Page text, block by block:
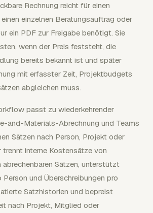
Rechnung reicht für einen
einzelnen Beratungsauftrag oder
ein PDF zur Freigabe benötigt. Sie
wenn der Preis feststeht, die
bereits bekannt ist und später
mit erfasster Zeit, Projektbudgets
abgleichen muss.
passt zu wiederkehrender
and-Materials-Abrechnung und Teams
Sätzen nach Person, Projekt oder
trennt interne Kostensätze von
abrechenbaren Sätzen, unterstützt
und Überschreibungen pro
Satzhistorien und bepreist
nach Projekt, Mitglied oder